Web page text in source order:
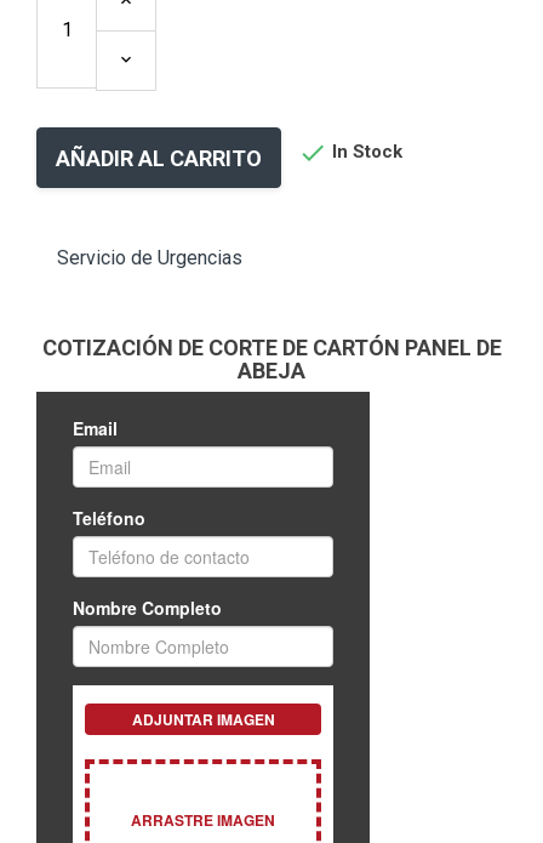
AÑADIR AL CARRITO  In Stock
Servicio de Urgencias
COTIZACIÓN DE CORTE DE CARTÓN PANEL DE
ABEJA